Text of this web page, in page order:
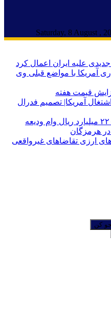
علیه ایران اعمال کرد
آمریکا با مواضع قبلی وی
قیمت هفته
آمریکا| تصمیم فدرال
تسهیل در پرداخت بیش از ۲۲۰۰ میلیارد ریال وام ودیعه
هرمزگان
ارزی تقاضاهای غیرواقعی
کن